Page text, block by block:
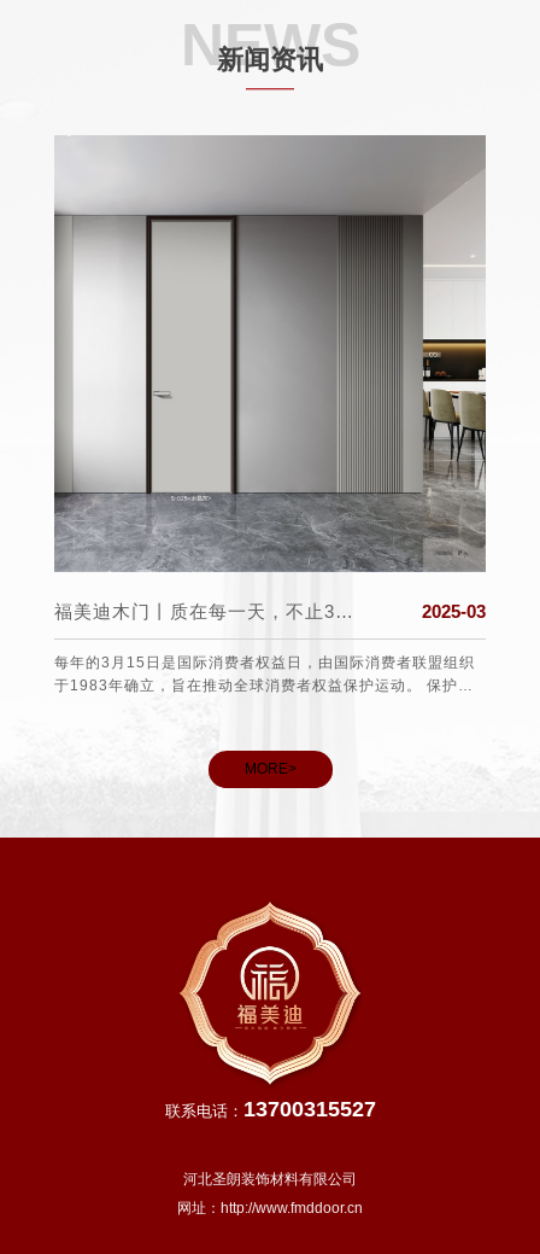
NEWS
新闻资讯
——
福美迪木门丨质在每一天，不止315！ 2025-03
每年的3月15日是国际消费者权益日，由国际消费者联盟组织
于1983年确立，旨在推动全球消费者权益保护运动。 保护消
MORE>
联系电话： 13700315527
河北圣朗装饰材料有限公司
网址： http://www.fmddoor.cn